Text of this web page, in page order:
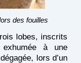
des fouilles
lobes, inscrits
à une
lors d’un